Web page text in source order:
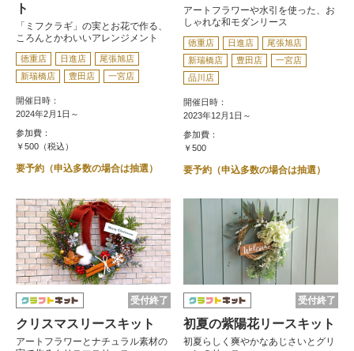
ト
「ミフクラギ」の実とお花で作る、
ころんとかわいいアレンジメント
徳重店 日進店
尾張旭店
新瑞橋店
豊田店 一宮店
開催日時：
2024年2月1日～
参加費：
￥500（税込）
要予約（申込多数の場合は抽選）
アートフラワーや水引を使った、お
しゃれな和モダンリース
徳重店 日進店
尾張旭店
新瑞橋店
豊田店
一宮店
品川店
開催日時：
2023年12月1日～
参加費：
￥500
要予約（申込多数の場合は抽選）
受付終了
クリスマスリースキット
アートフラワーとナチュラル素材の
受付終了
初夏の紫陽花リースキット
初夏らしく爽やかなあじさいとグリ